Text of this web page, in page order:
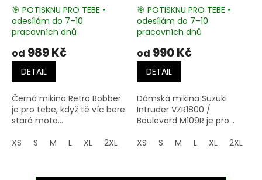
🎯 POTISKNU PRO TEBE •
odesílám do 7–10
pracovních dnů
od 989 Kč
DETAIL
Černá mikina Retro Bobber
je pro tebe, když tě víc bere
stará moto...
XS
S M L XL 2XL 3XL 4XL 5XL
🎯 POTISKNU PRO TEBE •
odesílám do 7–10
pracovních dnů
od 990 Kč
DETAIL
Dámská mikina Suzuki
Intruder VZR1800 /
Boulevard M109R je pro...
XS
S M L XL 2XL